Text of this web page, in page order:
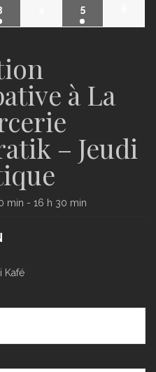
5
à La
– Jeudi
min - 16 h 30 min
Kafé